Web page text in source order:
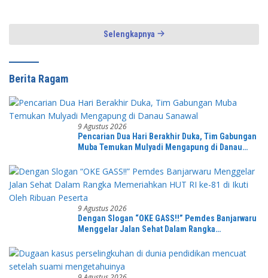
Selengkapnya
Berita Ragam
9 Agustus 2026
Pencarian Dua Hari Berakhir Duka, Tim Gabungan
Muba Temukan Mulyadi Mengapung di Danau
9 Agustus 2026
Dengan Slogan “OKE GASS!!” Pemdes Banjarwaru
Menggelar Jalan Sehat Dalam Rangka
Peserta